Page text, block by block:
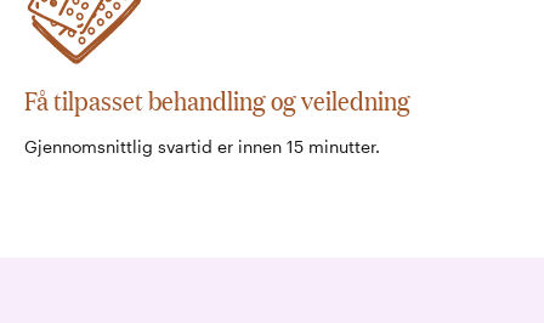
Få tilpasset behandling og veiledning
Gjennomsnittlig svartid er innen 15 minutter.